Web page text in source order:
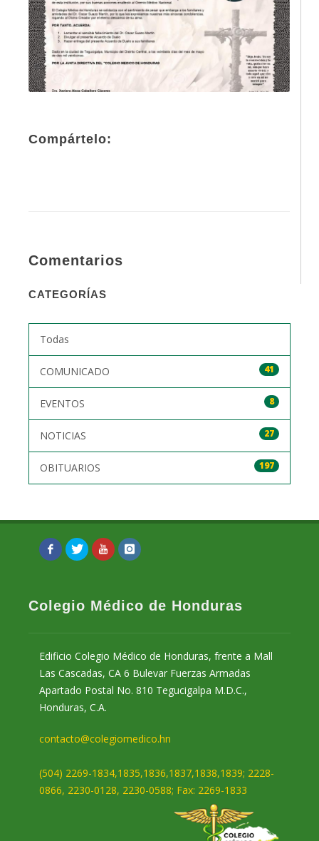
Compártelo:
Comentarios
CATEGORÍAS
Todas
41
COMUNICADO
8
EVENTOS
27
NOTICIAS
197
OBITUARIOS
Colegio Médico de Honduras
Edificio Colegio Médico de Honduras, frente a Mall
Las Cascadas, CA 6 Bulevar Fuerzas Armadas
Apartado Postal No. 810 Tegucigalpa M.D.C.,
Honduras, C.A.
contacto@colegiomedico.hn
(504) 2269-1834,1835,1836,1837,1838,1839; 2228-
0866, 2230-0128, 2230-0588; Fax: 2269-1833